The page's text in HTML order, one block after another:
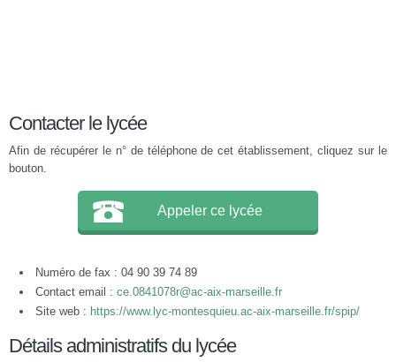
Contacter le lycée
Afin de récupérer le n° de téléphone de cet établissement, cliquez sur le
bouton.
Appeler ce lycée
Numéro de fax : 04 90 39 74 89
Contact email : ce.0841078r@ac-aix-marseille.fr
Site web : https://www.lyc-montesquieu.ac-aix-marseille.fr/spip/
Détails administratifs du lycée